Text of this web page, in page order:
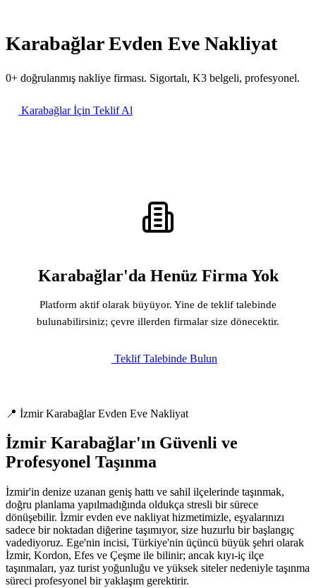
Karabağlar Evden Eve Nakliyat
0+ doğrulanmış nakliye firması. Sigortalı, K3 belgeli, profesyonel.
Karabağlar İçin Teklif Al
Karabağlar'da Henüz Firma Yok
Platform aktif olarak büyüyor. Yine de teklif talebinde
bulunabilirsiniz; çevre illerden firmalar size dönecektir.
Teklif Talebinde Bulun
📍 İzmir Karabağlar Evden Eve Nakliyat
İzmir Karabağlar'ın Güvenli ve
Profesyonel Taşınma
İzmir'in denize uzanan geniş hattı ve sahil ilçelerinde taşınmak,
doğru planlama yapılmadığında oldukça stresli bir sürece
dönüşebilir. İzmir evden eve nakliyat hizmetimizle, eşyalarınızı
sadece bir noktadan diğerine taşımıyor, size huzurlu bir başlangıç
vadediyoruz. Ege'nin incisi, Türkiye'nin üçüncü büyük şehri olarak
İzmir, Kordon, Efes ve Çeşme ile bilinir; ancak kıyı-iç ilçe
taşınmaları, yaz turist yoğunluğu ve yüksek siteler nedeniyle taşınma
süreci profesyonel bir yaklaşım gerektirir.